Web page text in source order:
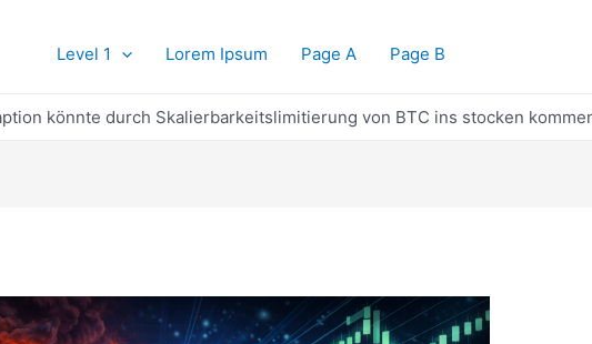
Level 1 Lorem Ipsum Page A Page B
könnte durch Skalierbarkeitslimitierung von BTC ins stocken